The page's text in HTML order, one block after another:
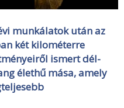
munkálatok után az
két kilométerre
ismert dél-
élethű mása, amely